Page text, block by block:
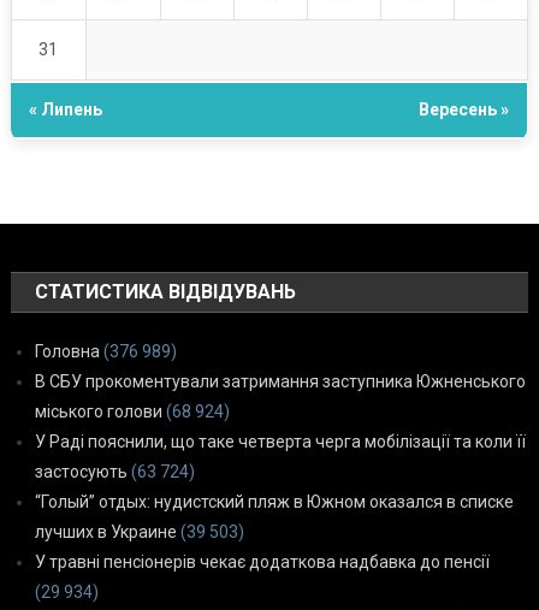
31
« Липень Вересень »
СТАТИСТИКА ВІДВІДУВАНЬ
Головна (376 989)
В СБУ прокоментували затримання заступника Южненського
міського голови (68 924)
У Раді пояснили, що таке четверта черга мобілізації та коли її
застосують (63 724)
“Голый” отдых: нудистский пляж в Южном оказался в списке
лучших в Украине (39 503)
У травні пенсіонерів чекає додаткова надбавка до пенсії
(29 934)